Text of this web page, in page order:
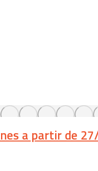
a partir de